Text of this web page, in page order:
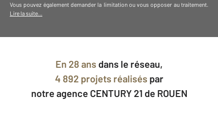
Vous pouvez également demander la limitation ou vous opposer au traitement.
Lire la suite...
En 28 ans dans le réseau,
4 892 projets réalisés par
notre agence CENTURY 21 de ROUEN